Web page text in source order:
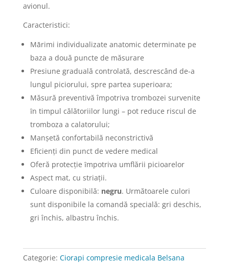
avionul.
Caracteristici:
Mǎrimi individualizate anatomic determinate pe
baza a două puncte de măsurare
Presiune graduală controlată, descrescând de-a
lungul piciorului, spre partea superioara;
Măsură preventivă împotriva trombozei survenite
ȋn timpul călătoriilor lungi – pot reduce riscul de
tromboza a calatorului;
Manșetă confortabilă neconstrictivă
Eficienţi din punct de vedere medical
Oferă protecţie ȋmpotriva umflării picioarelor
Aspect mat, cu striaţii.
Culoare disponibilă: negru. Următoarele culori
sunt disponibile la comandă specială: gri deschis,
gri închis, albastru închis.
Categorie: Ciorapi compresie medicala Belsana